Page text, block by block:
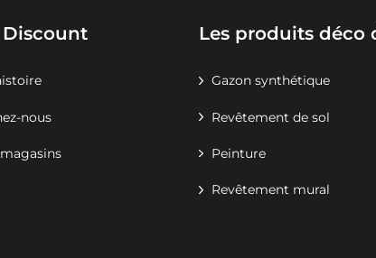
nous
Les produits déco
Gazon synthétique
Revêtement de sol
Peinture
Revêtement mural